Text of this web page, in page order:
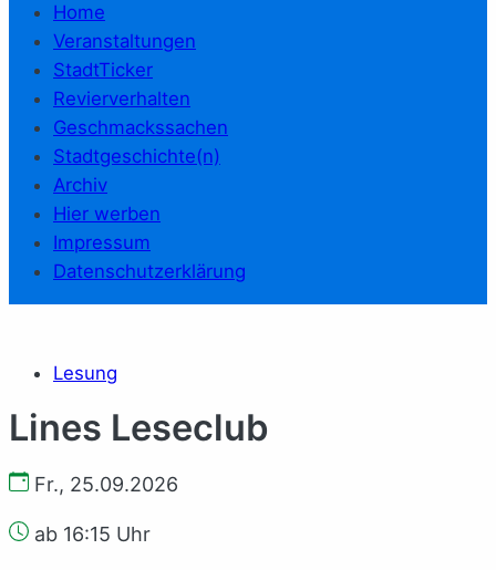
Home
Veranstaltungen
StadtTicker
Revierverhalten
Geschmackssachen
Stadtgeschichte(n)
Archiv
Hier werben
Impressum
Datenschutzerklärung
Lesung
Lines Leseclub
Fr., 25.09.2026
ab 16:15 Uhr